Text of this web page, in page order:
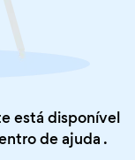
está disponível
de ajuda .